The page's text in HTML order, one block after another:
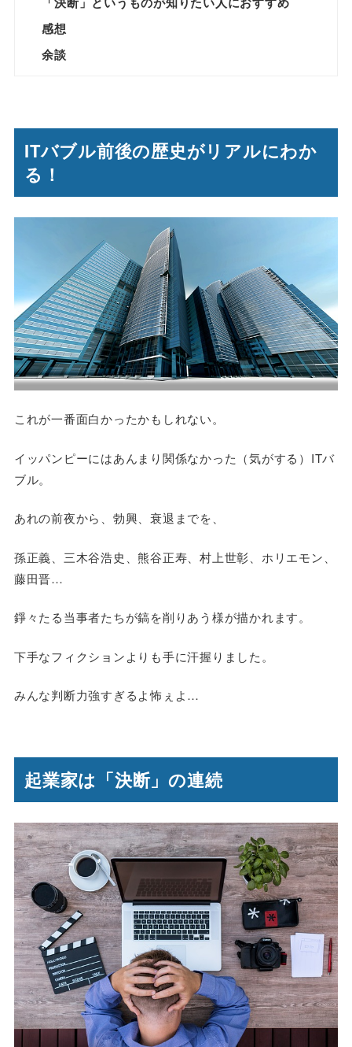
感想
余談
ITバブル前後の歴史がリアルにわか
る！
これが一番面白かったかもしれない。
イッパンピーにはあんまり関係なかった（気がする）ITバ
ブル。
あれの前夜から、勃興、衰退までを、
孫正義、三木谷浩史、熊谷正寿、村上世彰、ホリエモン、
藤田晋…
錚々たる当事者たちが鎬を削りあう様が描かれます。
下手なフィクションよりも手に汗握りました。
みんな判断力強すぎるよ怖ぇよ…
起業家は「決断」の連続